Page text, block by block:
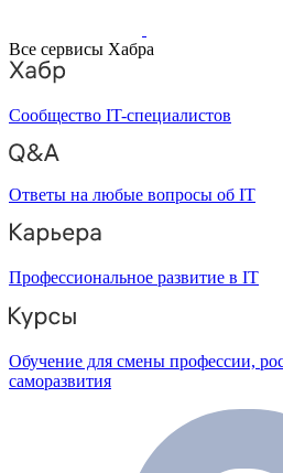
Все сервисы Хабра
Сообщество IT-специалистов
Ответы на любые вопросы об IT
Профессиональное развитие в IT
Обучение для смены профессии,
саморазвития